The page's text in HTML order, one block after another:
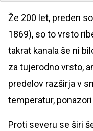
Že 200 let, preden
1869), so to vrsto
takrat kanala še ni
za tujerodno vrsto,
predelov razširja v
temperatur, ponazori
Proti severu se širi